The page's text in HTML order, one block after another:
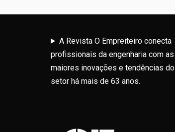
A Revista O Empreiteiro conecta
profissionais da engenharia com as
maiores inovações e tendências do
setor há mais de 63 anos.